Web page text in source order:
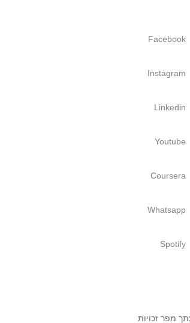
Facebook
Instagram
Linkedin
Youtube
Coursera
Whatsapp
Spotify
מפר זכויות